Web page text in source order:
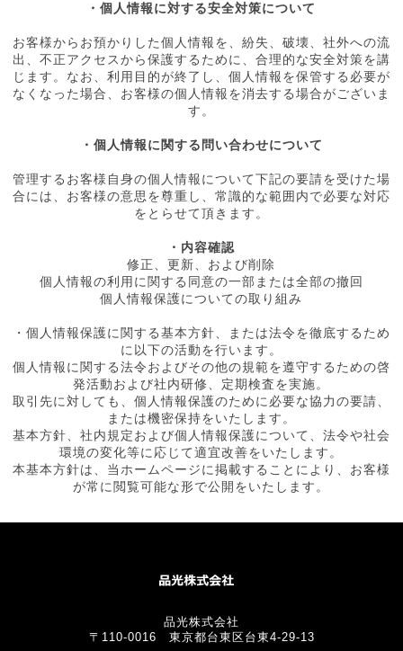
・個人情報に対する安全対策について
お客様からお預かりした個人情報を、紛失、破壊、社外への流
出、不正アクセスから保護するために、合理的な安全対策を講
じます。なお、利用目的が終了し、個人情報を保管する必要が
なくなった場合、お客様の個人情報を消去する場合がございま
す。
・個人情報に関する問い合わせについて
管理するお客様自身の個人情報について下記の要請を受けた場
合には、お客様の意思を尊重し、常識的な範囲内で必要な対応
をとらせて頂きます。
・内容確認
修正、更新、および削除
個人情報の利用に関する同意の一部または全部の撤回
個人情報保護についての取り組み
・個人情報保護に関する基本方針、または法令を徹底するため
に以下の活動を行います。
個人情報に関する法令およびその他の規範を遵守するための啓
発活動および社内研修、定期検査を実施。
取引先に対しても、個人情報保護のために必要な協力の要請、
または機密保持をいたします。
基本方針、社内規定および個人情報保護について、法令や社会
環境の変化等に応じて適宜改善をいたします。
本基本方針は、当ホームページに掲載することにより、お客様
が常に閲覧可能な形で公開をいたします。
品光株式会社
〒110-0016 東京都台東区台東4-29-13